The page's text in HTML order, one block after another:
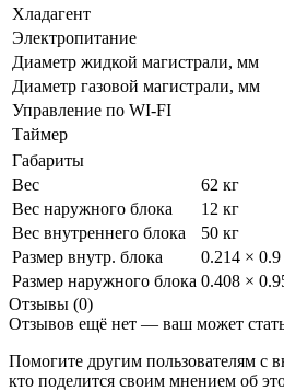
Хладагент
Электропитание
Диаметр жидкой магистрали, мм
Диаметр газовой магистрали, мм
Управление по WI-FI
Таймер
Габариты
Вес
62 кг
Вес наружного блока
12 кг
Вес внутреннего блока
50 кг
Размер внутр. блока
0.214 ×
Размер наружного блока 0.408 ×
Отзывы (0)
Отзывов ещё нет — ваш может
Помогите другим пользователям с
кто поделится своим мнением об